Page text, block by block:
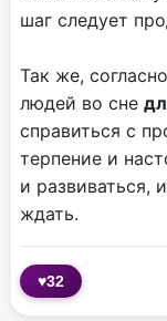
шаг следует
Так же,
людей во сне
справиться с
терпение и
и развиваться,
ждать.
♥32